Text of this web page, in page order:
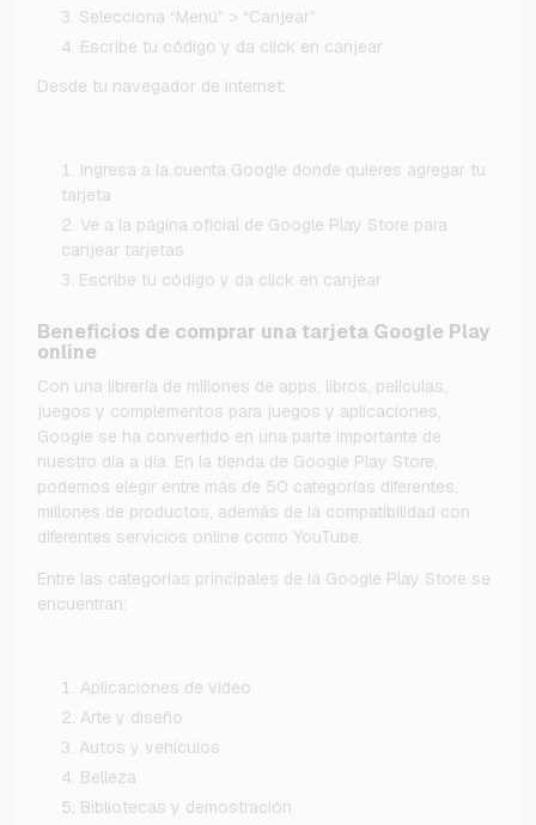
Selecciona “Menú” > “Canjear”
Escribe tu código y da click en canjear
Desde tu navegador de internet:
Ingresa a la cuenta Google donde quieres agregar tu
tarjeta
Ve a la página oficial de Google Play Store para
canjear tarjetas
Escribe tu código y da click en canjear
Beneficios de comprar una tarjeta Google Play
online
Con una librería de millones de apps, libros, películas,
juegos y complementos para juegos y aplicaciones,
Google se ha convertido en una parte importante de
nuestro día a día. En la tienda de Google Play Store,
podemos elegir entre más de 50 categorías diferentes,
millones de productos, además de la compatibilidad con
diferentes servicios online como YouTube.
Entre las categorías principales de la Google Play Store se
encuentran:
Aplicaciones de video
Arte y diseño
Autos y vehículos
Belleza
Bibliotecas y demostración